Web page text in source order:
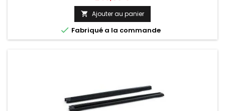
 Ajouter au panier
 Fabriqué a la commande